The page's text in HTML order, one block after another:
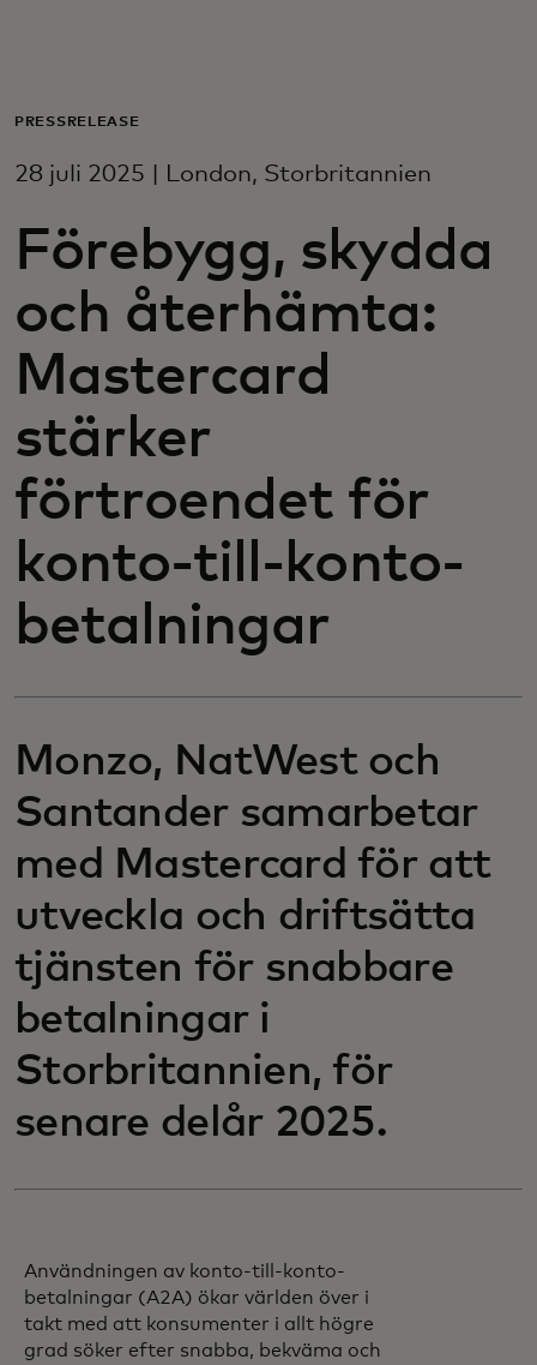
För företag
För innovatörer
Nyheter och trender
PRESSRELEASE
28 juli 2025 | London, Storbritannien
Förebygg, skydda
och återhämta:
Mastercard
stärker
förtroendet för
konto-till-konto-
betalningar
Monzo, NatWest och
Santander samarbetar
med Mastercard för att
utveckla och driftsätta
tjänsten för snabbare
betalningar i
Storbritannien, för
senare delår 2025.
Användningen av konto-till-konto-
betalningar (A2A) ökar världen över i
takt med att konsumenter i allt högre
grad söker efter snabba, bekväma och